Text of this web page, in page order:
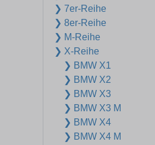
❯ 7er-Reihe
❯ 8er-Reihe
❯ M-Reihe
❯ X-Reihe
❯ BMW X1
❯ BMW X2
❯ BMW X3
❯ BMW X3 M
❯ BMW X4
❯ BMW X4 M